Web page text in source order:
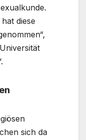
diese
sich da